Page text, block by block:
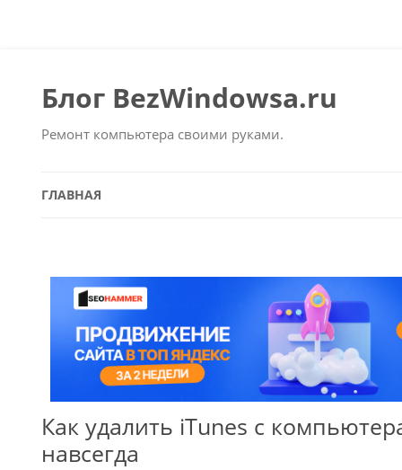
Блог BezWindowsa.ru
Ремонт компьютера своими руками.
ГЛАВНАЯ
Как удалить iТunes с
навсегда